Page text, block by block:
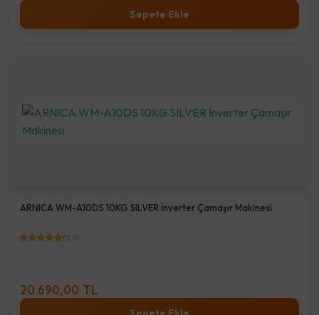
Sepete Ekle
ARNICA WM-A10DS 10KG SILVER İnverter Çamaşır Makinesi
(5.0)
20.690,00 TL